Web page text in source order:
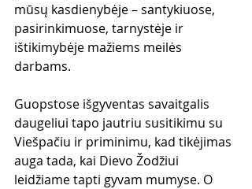
mūsų kasdienybėje – santykiuose,
pasirinkimuose, tarnystėje ir
ištikimybėje mažiems meilės
darbams.
Guopstose išgyventas savaitgalis
daugeliui tapo jautriu susitikimu su
Viešpačiu ir priminimu, kad tikėjimas
auga tada, kai Dievo Žodžiui
leidžiame tapti gyvam mumyse. O